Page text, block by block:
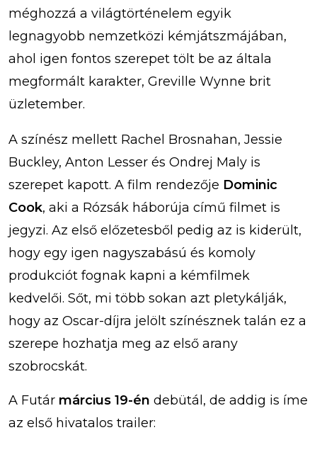
méghozzá a világtörténelem egyik
legnagyobb nemzetközi kémjátszmájában,
ahol igen fontos szerepet tölt be az általa
megformált karakter, Greville Wynne brit
üzletember.
A színész mellett Rachel Brosnahan, Jessie
Buckley, Anton Lesser és Ondrej Maly is
szerepet kapott. A film rendezője Dominic
Cook, aki a Rózsák háborúja című filmet is
jegyzi. Az első előzetesből pedig az is kiderült,
hogy egy igen nagyszabású és komoly
produkciót fognak kapni a kémfilmek
kedvelői. Sőt, mi több sokan azt pletykálják,
hogy az Oscar-díjra jelölt színésznek talán ez a
szerepe hozhatja meg az első arany
szobrocskát.
A Futár március 19-én debütál, de addig is íme
az első hivatalos trailer: